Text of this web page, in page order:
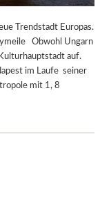
Trendstadt Europas.
Obwohl Ungarn
auf.
im Laufe seiner
mit 1, 8